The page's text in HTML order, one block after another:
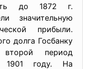
до 1872 г.
значительную
прибыли.
долга Госбанку
период
1901 году. На